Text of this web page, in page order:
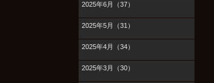
2025年6月（37）
2025年5月（31）
2025年4月（34）
2025年3月（30）